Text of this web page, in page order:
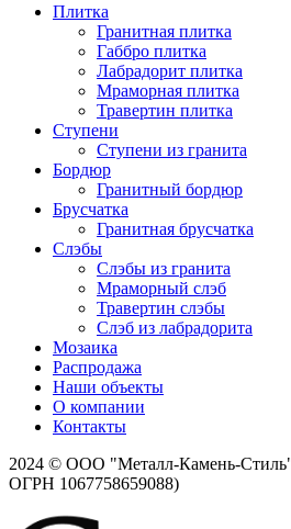
Плитка
Гранитная плитка
Габбро плитка
Лабрадорит плитка
Мраморная плитка
Травертин плитка
Ступени
Ступени из гранита
Бордюр
Гранитный бордюр
Брусчатка
Гранитная брусчатка
Слэбы
Слэбы из гранита
Мраморный слэб
Травертин слэбы
Слэб из лабрадорита
Мозаика
Распродажа
Наши объекты
О компании
Контакты
2024 © ООО "Металл-Камень-
ОГРН 1067758659088)